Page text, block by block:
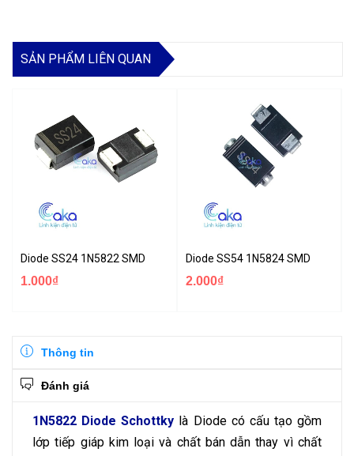
SẢN PHẨM LIÊN QUAN
Diode SS24 1N5822 SMD
1.000₫
Diode SS54 1N5824 SMD
2.000₫
Thông tin
Đánh giá
1N5822 Diode Schottky là Diode có cấu tạo gồm
lớp tiếp giáp kim loại và chất bán dẫn thay vì chất